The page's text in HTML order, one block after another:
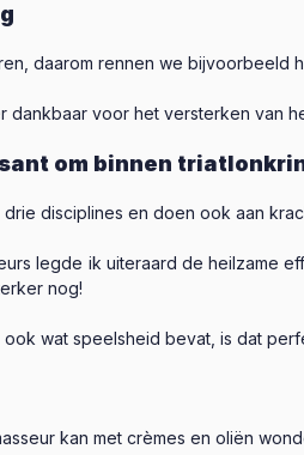
daarom rennen we bijvoorbeeld
dankbaar voor het versterken van
om binnen
drie disciplines en doen ook aan
legde ik uiteraard de heilzame
nog!
wat speelsheid bevat, is dat
kan met crèmes en oliën